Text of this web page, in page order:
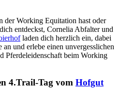
der Working Equitation hast oder
entdeckst, Cornelia Abfalter und
laden dich herzlich ein, dabei
und erlebe einen unvergesslichen
Pferdeleidenschaft beim Working
4.Trail-Tag vom Hofgut